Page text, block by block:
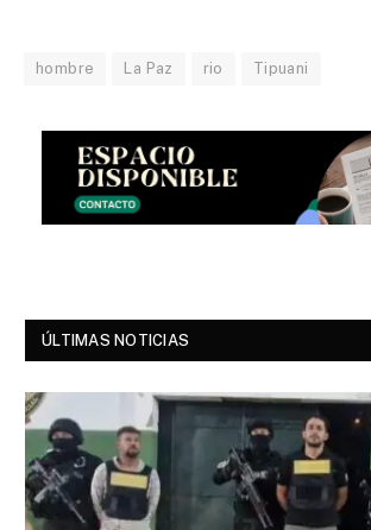
hombre La Paz rio Tipuani
ÚLTIMAS NOTICIAS